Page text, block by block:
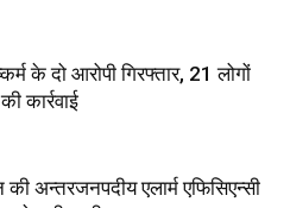
के दो आरोपी गिरफ्तार, 21 लोगों
कार्रवाई
की अन्तरजनपदीय एलार्म एफिसिएन्सी